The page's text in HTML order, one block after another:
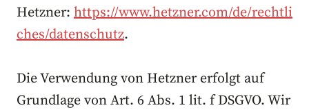
Hetzner: https://www.hetzner.com/de/rechtli
ches/datenschutz.
Die Verwendung von Hetzner erfolgt auf
Grundlage von Art. 6 Abs. 1 lit. f DSGVO. Wir